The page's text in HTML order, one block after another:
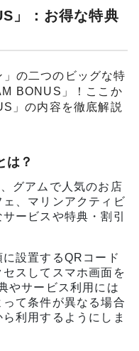
」：お得な特典
」の二つのビッグな特
BONUS」！ここか
」の内容を徹底解説
は？
グアムで⼈気のお店
、マリンアクティビ
ービスや特典・割引
設置するQRコード
スしてスマホ画面を
やサービス利用には
て条件が異なる場合
利用するようにしま